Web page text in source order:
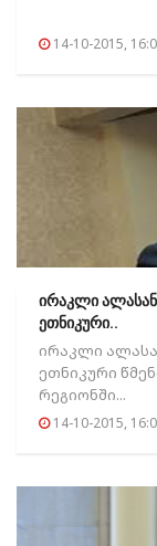
14-10-2015,
ირაკლი
ეთნიკური..
ირაკლი
ეთნიკური
რეგიონში...
14-10-2015,